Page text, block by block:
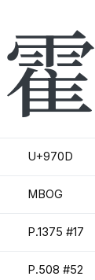
霍
U+970D
MBOG
P.1375 #17
P.508 #52